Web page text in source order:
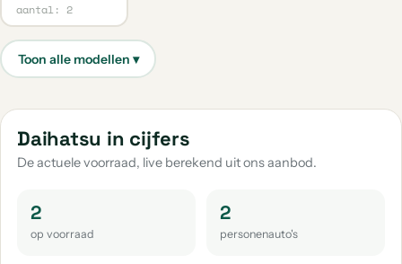
aantal: 2
Daihatsu in cijfers
De actuele voorraad, live berekend uit ons aanbod.
2
op voorraad
2
personenauto's